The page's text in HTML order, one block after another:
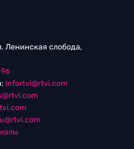
Ленинская слобода,
Infortvi@rtvi.com